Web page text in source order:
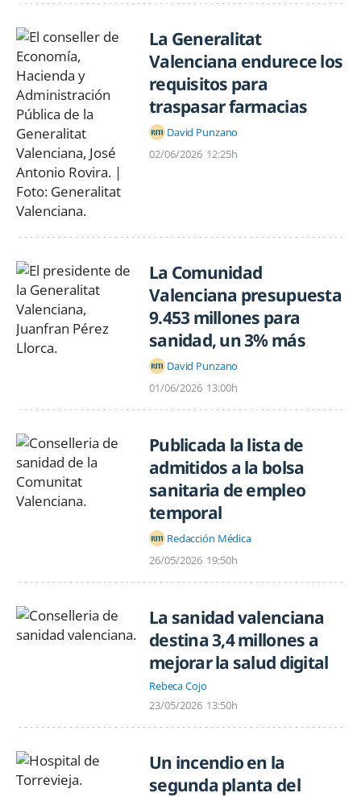
La Generalitat
Valenciana endurece los
requisitos para
traspasar farmacias
David Punzano
02/06/2026 12:25h
La Comunidad
Valenciana presupuesta
9.453 millones para
sanidad, un 3% más
David Punzano
01/06/2026 13:00h
Publicada la lista de
admitidos a la bolsa
sanitaria de empleo
temporal
Redacción Médica
26/05/2026 19:50h
La sanidad valenciana
destina 3,4 millones a
mejorar la salud digital
Rebeca Cojo
23/05/2026 13:50h
Un incendio en la
segunda planta del